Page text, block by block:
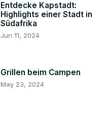
Entdecke Kapstadt:
Highlights einer Stadt in
Südafrika
Jun 11, 2024
Grillen beim Campen
May 23, 2024